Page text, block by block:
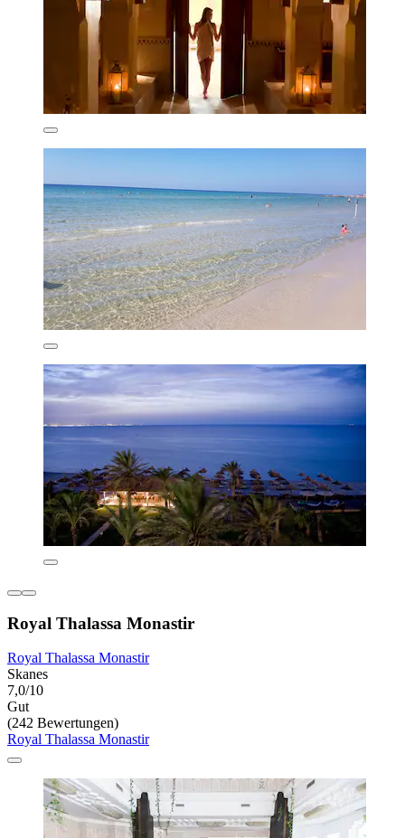
Royal Thalassa Monastir
Royal Thalassa Monastir
Skanes
7,0/10
Gut
(242 Bewertungen)
Royal Thalassa Monastir